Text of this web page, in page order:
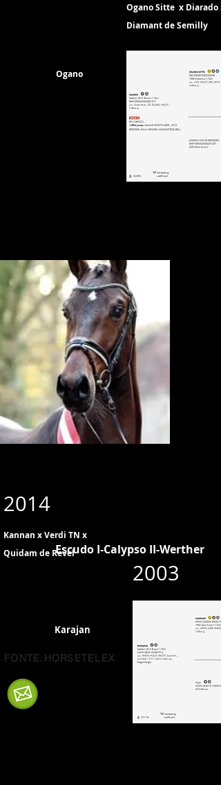
Ogano Sitte x Diarado x
Diamant de Semilly
Ogano
2014
Kannan x Verdi TN x
Quidam de RevelEscudo I-Calypso II-Werther
2003
Karajan
FONTE:HORSETELEX